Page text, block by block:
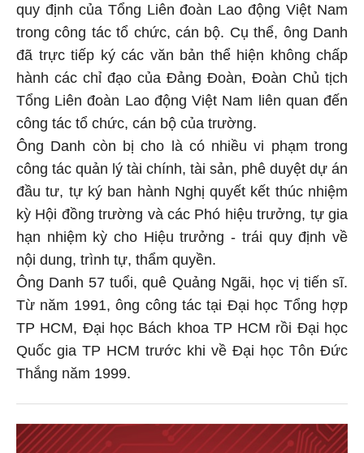
quy định của Tổng Liên đoàn Lao động Việt Nam
trong công tác tổ chức, cán bộ. Cụ thể, ông Danh
đã trực tiếp ký các văn bản thể hiện không chấp
hành các chỉ đạo của Đảng Đoàn, Đoàn Chủ tịch
Tổng Liên đoàn Lao động Việt Nam liên quan đến
công tác tổ chức, cán bộ của trường.
Ông Danh còn bị cho là có nhiều vi phạm trong
công tác quản lý tài chính, tài sản, phê duyệt dự án
đầu tư, tự ký ban hành Nghị quyết kết thúc nhiệm
kỳ Hội đồng trường và các Phó hiệu trưởng, tự gia
hạn nhiệm kỳ cho Hiệu trưởng - trái quy định về
nội dung, trình tự, thẩm quyền.
Ông Danh 57 tuổi, quê Quảng Ngãi, học vị tiến sĩ.
Từ năm 1991, ông công tác tại Đại học Tổng hợp
TP HCM, Đại học Bách khoa TP HCM rồi Đại học
Quốc gia TP HCM trước khi về Đại học Tôn Đức
Thắng năm 1999.